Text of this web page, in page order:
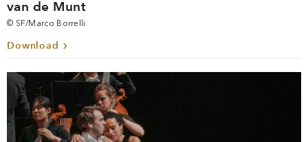
van de Munt
© SF/Marco Borrelli
Download